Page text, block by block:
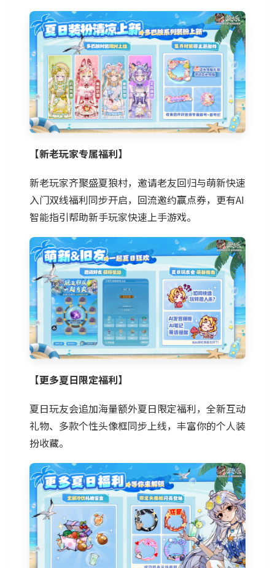
【新老玩家专属福利】
新老玩家齐聚盛夏狼村，邀请老友回归与萌新快速
入门双线福利同步开启，回流邀约赢点券，更有AI
智能指引帮助新手玩家快速上手游戏。
【更多夏日限定福利】
夏日玩友会追加海量额外夏日限定福利，全新互动
礼物、多款个性头像框同步上线，丰富你的个人装
扮收藏。